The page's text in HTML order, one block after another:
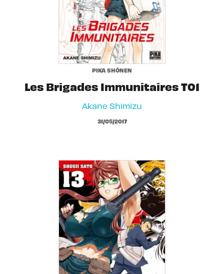
PIKA SHÔNEN
Les Brigades Immunitaires T01
Akane Shimizu
31/05/2017